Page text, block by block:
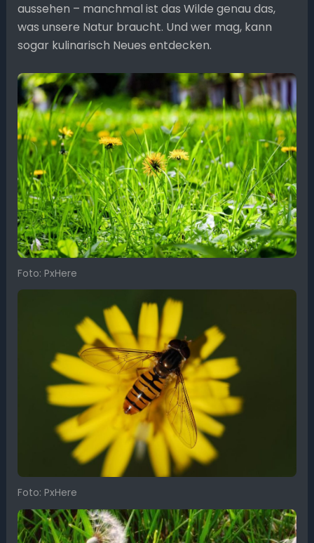
aussehen – manchmal ist das Wilde genau das,
was unsere Natur braucht. Und wer mag, kann
sogar kulinarisch Neues entdecken.
Foto: PxHere
Foto: PxHere